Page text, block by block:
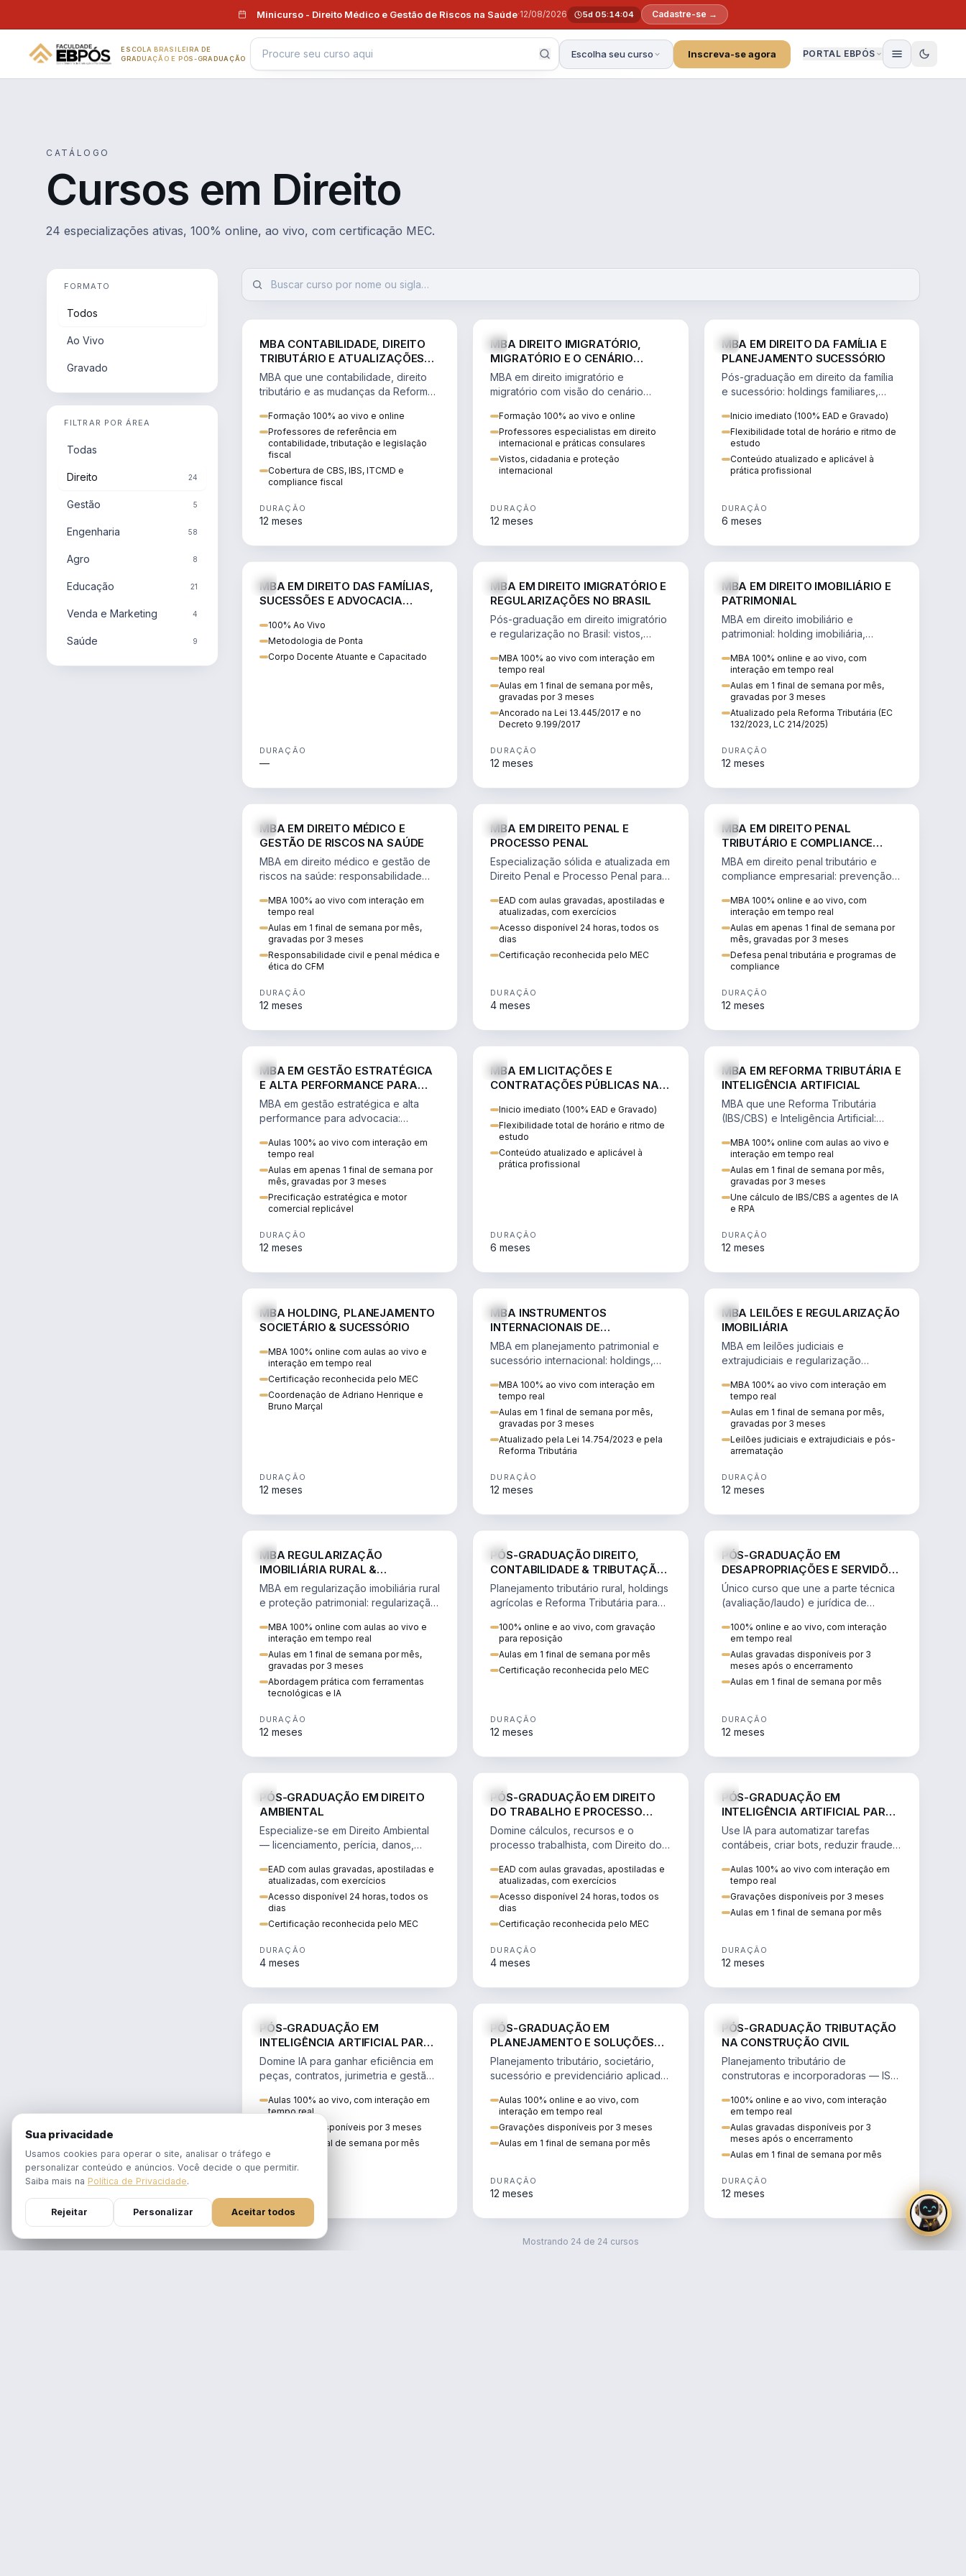
Minicurso - Direito Médico e Gestão de Riscos na Saúde·12/08/2026 5d 05:14:03 Cadastre-se →
ESCOLA BRASILEIRA DE
GRADUAÇÃO E PÓS-GRADUAÇÃO
Escolha seu curso Inscreva-se agora PORTAL EBPÓS
CATÁLOGO
Cursos em Direito
24 especializações ativas, 100% online, ao vivo, com certificação MEC.
FORMATO
Todos
Ao Vivo
Gravado
FILTRAR POR ÁREA
Todas
Direito 24
Gestão 5
Engenharia 58
Agro 8
Educação 21
Venda e Marketing 4
Saúde 9
MBA CONTABILIDADE, DIREITO
TRIBUTÁRIO E ATUALIZAÇÕES
DA REFORMA TRIBUTÁRIA
MBA que une contabilidade, direito
tributário e as mudanças da Reforma
estratégica no novo cenário.
Formação 100% ao vivo e online
Professores de referência em
contabilidade, tributação e legislação
fiscal
Cobertura de CBS, IBS, ITCMD e
compliance fiscal
DURAÇÃO
12 meses
MBA DIREITO IMIGRATÓRIO,
MIGRATÓRIO E O CENÁRIO
INTERNACIONAL
MBA em direito imigratório e
migratório com visão do cenário
regularização e consultoria
transnacional.
Formação 100% ao vivo e online
Professores especialistas em direito
internacional e práticas consulares
Vistos, cidadania e proteção
internacional
DURAÇÃO
12 meses
MBA EM DIREITO DA FAMÍLIA E
PLANEJAMENTO SUCESSÓRIO
Pós-graduação em direito da família
e sucessório: holdings familiares,
tributação da sucessão.
Inicio imediato (100% EAD e Gravado)
Flexibilidade total de horário e ritmo de
estudo
Conteúdo atualizado e aplicável à
prática profissional
DURAÇÃO
6 meses
MBA EM DIREITO DAS FAMÍLIAS,
SUCESSÕES E ADVOCACIA
100% Ao Vivo
Metodologia de Ponta
Corpo Docente Atuante e Capacitado
DURAÇÃO
—
MBA EM DIREITO IMIGRATÓRIO E
REGULARIZAÇÕES NO BRASIL
Pós-graduação em direito imigratório
e regularização no Brasil: vistos,
tributação do imigrante.
MBA 100% ao vivo com interação em
tempo real
Aulas em 1 final de semana por mês,
gravadas por 3 meses
Ancorado na Lei 13.445/2017 e no
Decreto 9.199/2017
DURAÇÃO
12 meses
MBA EM DIREITO IMOBILIÁRIO E
PATRIMONIAL
MBA em direito imobiliário e
patrimonial: holding imobiliária,
contratos e impactos da Reforma
Tributária.
MBA 100% online e ao vivo, com
interação em tempo real
Aulas em 1 final de semana por mês,
gravadas por 3 meses
Atualizado pela Reforma Tributária (EC
132/2023, LC 214/2025)
DURAÇÃO
12 meses
MBA EM DIREITO MÉDICO E
GESTÃO DE RISCOS NA SAÚDE
MBA em direito médico e gestão de
riscos na saúde: responsabilidade
judicialização e planejamento
patrimonial.
MBA 100% ao vivo com interação em
tempo real
Aulas em 1 final de semana por mês,
gravadas por 3 meses
Responsabilidade civil e penal médica e
ética do CFM
DURAÇÃO
12 meses
MBA EM DIREITO PENAL E
PROCESSO PENAL
Especialização sólida e atualizada em
Direito Penal e Processo Penal para a
jurídicos.
EAD com aulas gravadas, apostiladas e
atualizadas, com exercícios
Acesso disponível 24 horas, todos os
dias
Certificação reconhecida pelo MEC
DURAÇÃO
4 meses
MBA EM DIREITO PENAL
TRIBUTÁRIO E COMPLIANCE
EMPRESARIAL
MBA em direito penal tributário e
compliance empresarial: prevenção à
tributários e auditoria.
MBA 100% online e ao vivo, com
interação em tempo real
Aulas em apenas 1 final de semana por
mês, gravadas por 3 meses
Defesa penal tributária e programas de
compliance
DURAÇÃO
12 meses
MBA EM GESTÃO ESTRATÉGICA
E ALTA PERFORMANCE PARA
ADVOCACIA
MBA em gestão estratégica e alta
performance para advocacia:
escalável, lucrativo e bem
precificado.
Aulas 100% ao vivo com interação em
tempo real
Aulas em apenas 1 final de semana por
mês, gravadas por 3 meses
Precificação estratégica e motor
comercial replicável
DURAÇÃO
12 meses
MBA EM LICITAÇÕES E
CONTRATAÇÕES PÚBLICAS NA
Inicio imediato (100% EAD e Gravado)
Flexibilidade total de horário e ritmo de
estudo
Conteúdo atualizado e aplicável à
prática profissional
DURAÇÃO
6 meses
MBA EM REFORMA TRIBUTÁRIA E
INTELIGÊNCIA ARTIFICIAL
MBA que une Reforma Tributária
(IBS/CBS) e Inteligência Artificial:
RPA e automação da rotina fiscal.
MBA 100% online com aulas ao vivo e
interação em tempo real
Aulas em 1 final de semana por mês,
gravadas por 3 meses
Une cálculo de IBS/CBS a agentes de IA
e RPA
DURAÇÃO
12 meses
MBA HOLDING, PLANEJAMENTO
SOCIETÁRIO & SUCESSÓRIO
MBA 100% online com aulas ao vivo e
interação em tempo real
Certificação reconhecida pelo MEC
Coordenação de Adriano Henrique e
Bruno Marçal
DURAÇÃO
12 meses
MBA INSTRUMENTOS
INTERNACIONAIS DE
PLANEJAMENTO PATRIMONIAL &
SUCESSÓRIO
MBA em planejamento patrimonial e
sucessório internacional: holdings,
14.754/2023 e a Reforma Tributária.
MBA 100% ao vivo com interação em
tempo real
Aulas em 1 final de semana por mês,
gravadas por 3 meses
Atualizado pela Lei 14.754/2023 e pela
Reforma Tributária
DURAÇÃO
12 meses
MBA LEILÕES E REGULARIZAÇÃO
IMOBILIÁRIA
MBA em leilões judiciais e
extrajudiciais e regularização
alienação fiduciária e pós-
arrematação.
MBA 100% ao vivo com interação em
tempo real
Aulas em 1 final de semana por mês,
gravadas por 3 meses
Leilões judiciais e extrajudiciais e pós-
arrematação
DURAÇÃO
12 meses
MBA REGULARIZAÇÃO
IMOBILIÁRIA RURAL &
PROTEÇÃO PATRIMONIAL
MBA em regularização imobiliária rural
e proteção patrimonial: regularização
rural.
MBA 100% online com aulas ao vivo e
interação em tempo real
Aulas em 1 final de semana por mês,
gravadas por 3 meses
Abordagem prática com ferramentas
tecnológicas e IA
DURAÇÃO
12 meses
PÓS-GRADUAÇÃO DIREITO,
CONTABILIDADE & TRIBUTAÇÃO
DO AGRONEGÓCIO
Planejamento tributário rural, holdings
agrícolas e Reforma Tributária para
do agronegócio.
100% online e ao vivo, com gravação
para reposição
Aulas em 1 final de semana por mês
Certificação reconhecida pelo MEC
DURAÇÃO
12 meses
PÓS-GRADUAÇÃO EM
DESAPROPRIAÇÕES E SERVIDÕES
ADMINISTRATIVAS
Único curso que une a parte técnica
(avaliação/laudo) e jurídica de
administrativas.
100% online e ao vivo, com interação
em tempo real
Aulas gravadas disponíveis por 3
meses após o encerramento
Aulas em 1 final de semana por mês
DURAÇÃO
12 meses
PÓS-GRADUAÇÃO EM DIREITO
AMBIENTAL
Especialize-se em Direito Ambiental
— licenciamento, perícia, danos,
técnica sólida.
EAD com aulas gravadas, apostiladas e
atualizadas, com exercícios
Acesso disponível 24 horas, todos os
dias
Certificação reconhecida pelo MEC
DURAÇÃO
4 meses
PÓS-GRADUAÇÃO EM DIREITO
DO TRABALHO E PROCESSO
TRABALHISTA
Domine cálculos, recursos e o
processo trabalhista, com Direito do
advocacia e concursos.
EAD com aulas gravadas, apostiladas e
atualizadas, com exercícios
Acesso disponível 24 horas, todos os
dias
Certificação reconhecida pelo MEC
DURAÇÃO
4 meses
PÓS-GRADUAÇÃO EM
INTELIGÊNCIA ARTIFICIAL PARA
A CONTABILIDADE
Use IA para automatizar tarefas
contábeis, criar bots, reduzir fraudes
contábil.
Aulas 100% ao vivo com interação em
tempo real
Gravações disponíveis por 3 meses
Aulas em 1 final de semana por mês
DURAÇÃO
12 meses
PÓS-GRADUAÇÃO EM
INTELIGÊNCIA ARTIFICIAL PARA
ADVOGADOS
Domine IA para ganhar eficiência em
peças, contratos, jurimetria e gestão
Aulas 100% ao vivo, com interação em
tempo real
Gravações disponíveis por 3 meses
Aulas em 1 final de semana por mês
PÓS-GRADUAÇÃO EM
PLANEJAMENTO E SOLUÇÕES
TRIBUTÁRIAS NOS NEGÓCIOS DA
SAÚDE
Planejamento tributário, societário,
sucessório e previdenciário aplicado
saúde.
Aulas 100% online e ao vivo, com
interação em tempo real
Gravações disponíveis por 3 meses
Aulas em 1 final de semana por mês
DURAÇÃO
12 meses
PÓS-GRADUAÇÃO TRIBUTAÇÃO
NA CONSTRUÇÃO CIVIL
Planejamento tributário de
construtoras e incorporadoras — ISS,
Tributária.
100% online e ao vivo, com interação
em tempo real
Aulas gravadas disponíveis por 3
meses após o encerramento
Aulas em 1 final de semana por mês
DURAÇÃO
12 meses
Mostrando 24 de 24 cursos
Sua privacidade
Usamos cookies para operar o site, analisar o tráfego e
personalizar conteúdo e anúncios. Você decide o que permitir.
Saiba mais na Política de Privacidade.
Rejeitar Personalizar Aceitar todos